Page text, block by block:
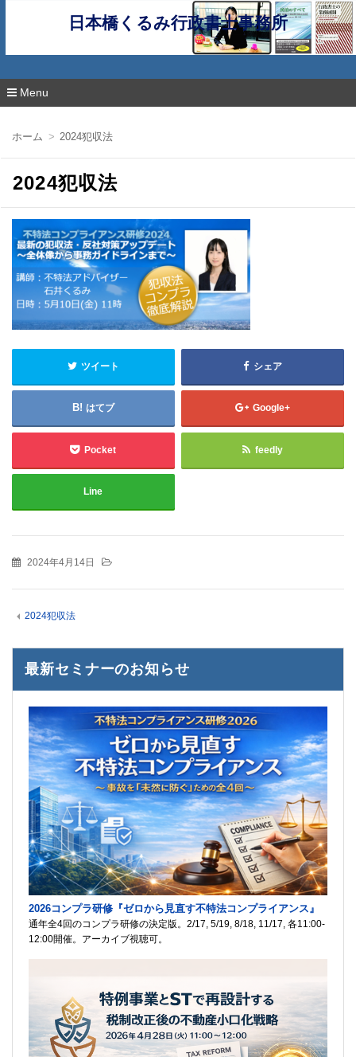
日本橋くるみ行政書士事務所
Menu
ン
ホーム 2024犯収法
2024犯収法
ツイート シェア
はてブ Google+
Pocket feedly
Line
2024年4月14日
2024犯収法
最新セミナーのお知らせ
2026コンプラ研修『ゼロから見直す不特法コンプライアンス』
通年全4回のコンプラ研修の決定版。2/17, 5/19, 8/18, 11/17, 各11:00-
12:00開催。アーカイブ視聴可。